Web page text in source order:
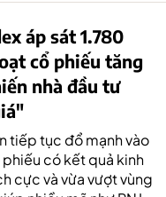
áp sát 1.780
cổ phiếu tăng
nhà đầu tư
tiếp tục đổ mạnh vào
có kết quả kinh
cực và vừa vượt vùng